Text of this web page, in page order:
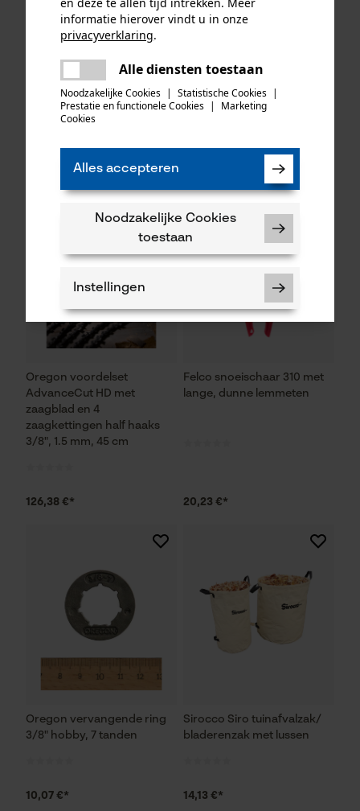
KOX zaagkettingen half
haaks 325", 1.6 mm, 74
aandrijfschakels, 3 stuks
Oregon ringtandwiel 325, 7
geschikt voor Husqvarna
Oregon voordelset
AdvanceCut HD met
zaagblad en 4
zaagkettingen half haaks
3/8", 1.5 mm, 45 cm
126,38 €*
Felco snoeischaar 310 met
lange, dunne lemmeten
20,23 €*
Oregon vervangende ring
3/8" hobby, 7 tanden
10,07 €*
Sirocco Siro tuinafvalzak/
bladerenzak met lussen
14,13 €*
informatie hierover vindt u in onze
privacyverklaring.
Alle diensten toestaan
Noodzakelijke Cookies | Statistische Cookies |
Prestatie en functionele Cookies |
Marketing
Cookies
Alles accepteren
Noodzakelijke Cookies
toestaan
Instellingen
Noodzakelijke Cookies
Controleer instelling van cookies
Econda Tag Manager
Statistische Cookies
Mouseflow Web Analytics Tool
Fact-Finder Tracking
Er is een fout opgetreden. Gelieve
het opnieuw te proberen.
delen
mail